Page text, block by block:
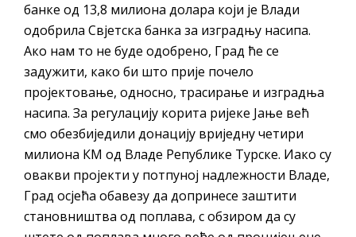
банке од 13,8 милиона долара који је Влади
одобрила Свјетска банка за изградњу насипа.
Ако нам то не буде одобрено, Град ће се
задужити, како би што прије почело
пројектовање, односно, трасирање и изградња
насипа. За регулацију корита ријеке Јање већ
смо обезбиједили донацију вриједну четири
милиона КМ од Владе Републике Турске. Иако су
овакви пројекти у потпуној надлежности Владе,
Град осјећа обавезу да допринесе заштити
становништва од поплава, с обзиром да су